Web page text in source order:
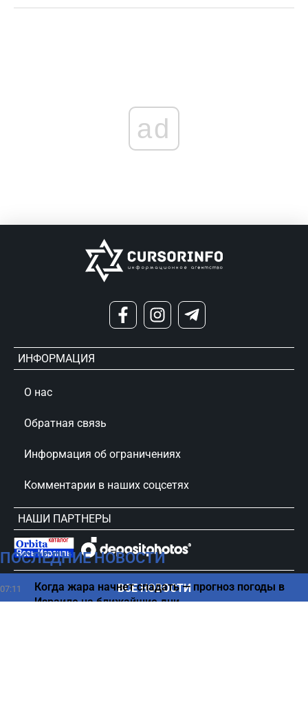
ПОСЛЕДНИЕ НОВОСТИ
07:11
Когда жара начнет спадать — прогноз погоды в
Израиле на ближайшие дни
ВСЕ НОВОСТИ
ad
ИНФОРМАЦИЯ
О нас
Обратная связь
Информация об ограничениях
Комментарии в наших соцсетях
НАШИ ПАРТНЕРЫ
сursorinfo.co.il © Все права защищены